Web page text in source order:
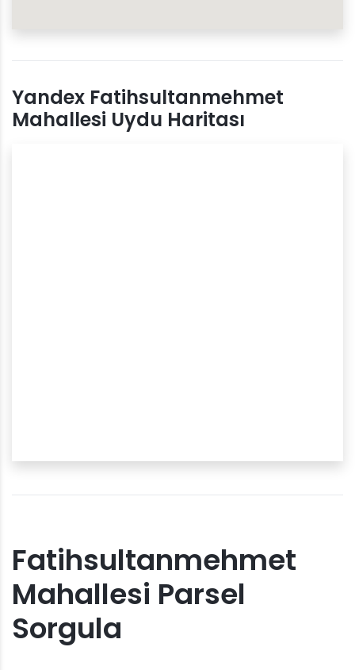
Yandex Fatihsultanmehmet
Mahallesi Uydu Haritası
Fatihsultanmehmet
Mahallesi Parsel
Sorgula